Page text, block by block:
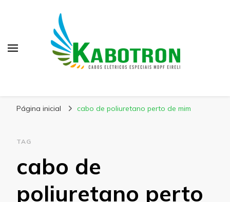
Página inicial cabo de poliuretano perto de mim
TAG
cabo de
poliuretano perto